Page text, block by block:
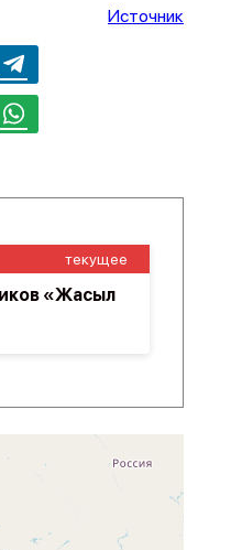
Источник
текущее
«Жасыл